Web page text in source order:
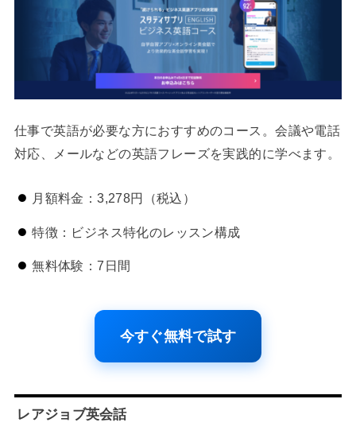
仕事で英語が必要な方におすすめのコース。会議や電話
対応、メールなどの英語フレーズを実践的に学べます。
月額料金：3,278円（税込）
特徴：ビジネス特化のレッスン構成
無料体験：7日間
今すぐ無料で試す
レアジョブ英会話